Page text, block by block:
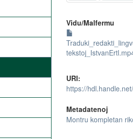
Vidu/Malfermu
URI:
https://
Metadatenoj
Montru kompletan